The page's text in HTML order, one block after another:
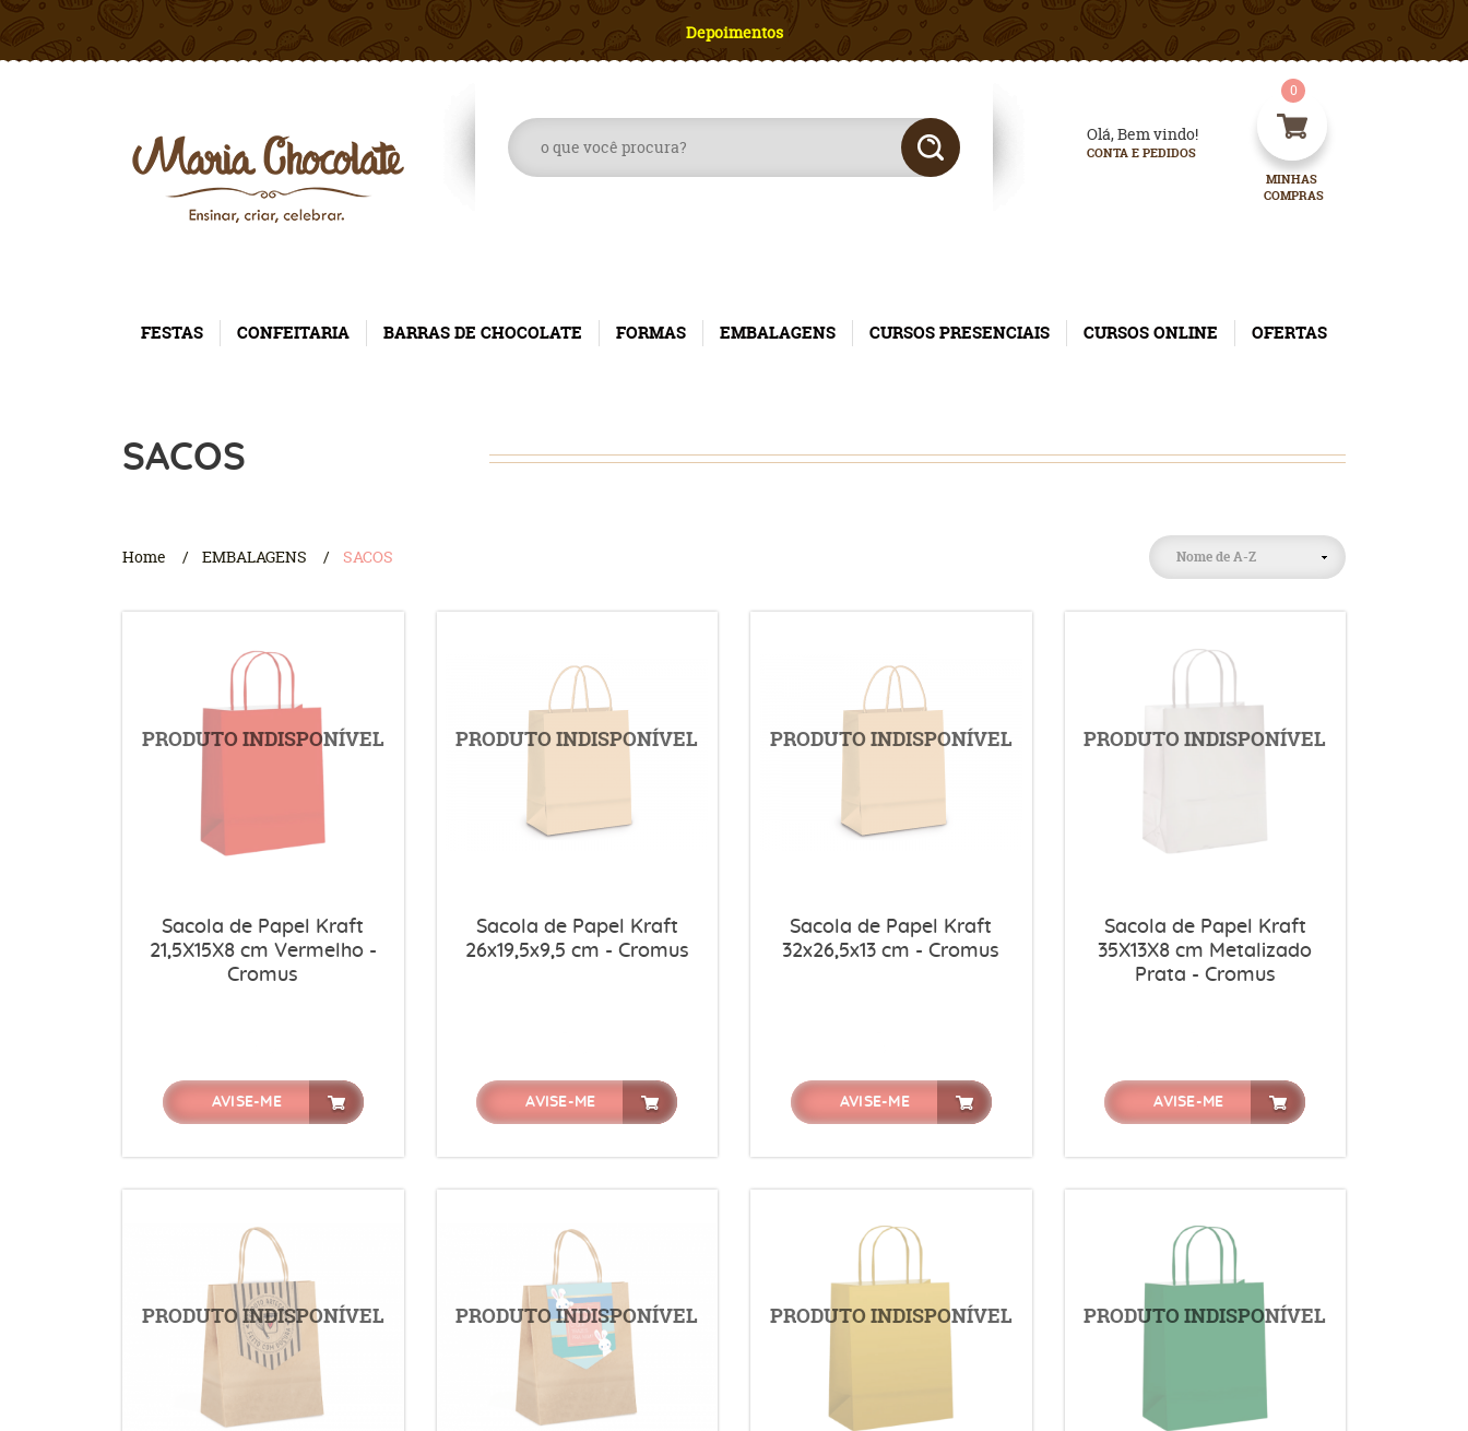
Depoimentos
Olá, Bem vindo!
CONTA E PEDIDOS
MINHAS
COMPRAS
0
FESTAS CONFEITARIA BARRAS DE CHOCOLATE FORMAS EMBALAGENS CURSOS PRESENCIAIS CURSOS ONLINE OFERTAS
SACOS
Home EMBALAGENS SACOS Nome de A-Z
Sacola de Papel Kraft
21,5X15X8 cm Vermelho -
Cromus
AVISE-ME
Sacola de Papel Kraft
26x19,5x9,5 cm - Cromus
AVISE-ME
Sacola de Papel Kraft
32x26,5x13 cm - Cromus
AVISE-ME
Sacola de Papel Kraft
35X13X8 cm Metalizado
Prata - Cromus
AVISE-ME